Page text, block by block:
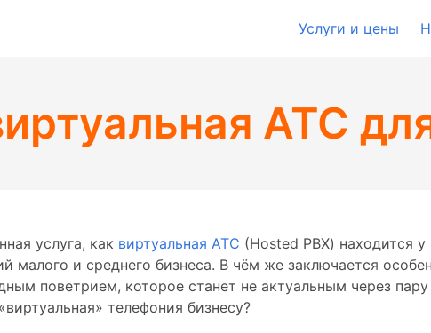
Услуги и цены
АТС
услуга, как виртуальная АТС (Hosted PBX) находится
малого и среднего бизнеса. В чём же заключается
поветрием, которое станет не актуальным через
телефония бизнесу?